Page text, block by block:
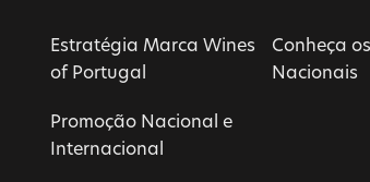
Estratégia Marca Wines
of Portugal
Promoção Nacional e
Internacional
Conheça
Nacionais